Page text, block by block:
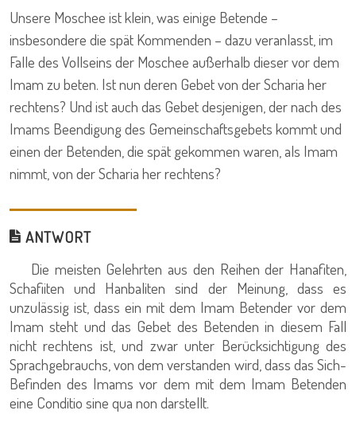
Unsere Moschee ist klein, was einige Betende –
insbesondere die spät Kommenden – dazu veranlasst, im
Falle des Vollseins der Moschee außerhalb dieser vor dem
Imam zu beten. Ist nun deren Gebet von der Scharia her
rechtens? Und ist auch das Gebet desjenigen, der nach des
Imams Beendigung des Gemeinschaftsgebets kommt und
einen der Betenden, die spät gekommen waren, als Imam
nimmt, von der Scharia her rechtens?
ANTWORT
Die meisten Gelehrten aus den Reihen der Hanafiten,
Schafiiten und Hanbaliten sind der Meinung, dass es
unzulässig ist, dass ein mit dem Imam Betender vor dem
Imam steht und das Gebet des Betenden in diesem Fall
nicht rechtens ist, und zwar unter Berücksichtigung des
Sprachgebrauchs, von dem verstanden wird, dass das Sich-
Befinden des Imams vor dem mit dem Imam Betenden
eine Conditio sine qua non darstellt.